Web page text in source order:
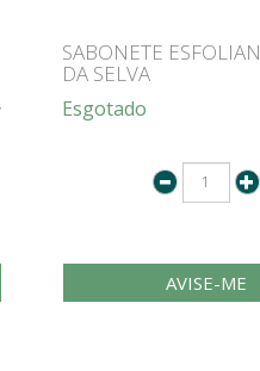
SABONETE
DA SELVA
Esgotado
AVISE-ME